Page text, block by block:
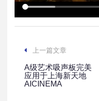
上一篇文章
A级艺术吸声板完美
应用于上海新天地
AICINEMA